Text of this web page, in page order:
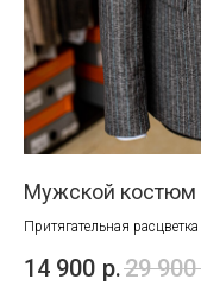
Мужской костюм
Притягательная
Идеален для деловых
14 900 р.29 900